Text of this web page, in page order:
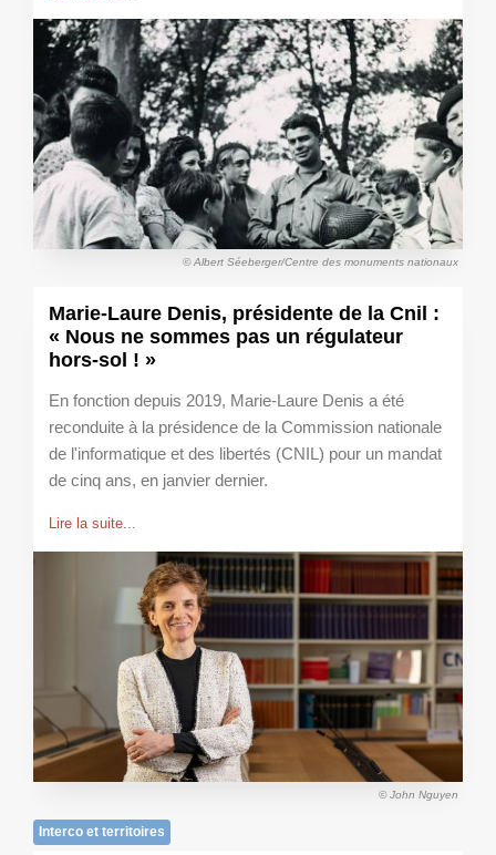
© Albert Séeberger/Centre des monuments nationaux
Marie-Laure Denis, présidente de la Cnil :
« Nous ne sommes pas un régulateur
hors-sol ! »
En fonction depuis 2019, Marie-Laure Denis a été
reconduite à la présidence de la Commission nationale
de l'informatique et des libertés (CNIL) pour un mandat
de cinq ans, en janvier dernier.
Lire la suite...
© John Nguyen
Interco et territoires